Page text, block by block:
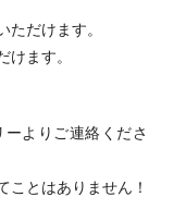
だけます。
ます。
よりご連絡くださ
ことはありません！